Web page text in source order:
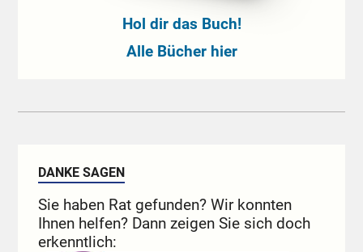
Hol dir das Buch!
Alle Bücher hier
DANKE SAGEN
Sie haben Rat gefunden? Wir konnten
Ihnen helfen? Dann zeigen Sie sich doch
erkenntlich: